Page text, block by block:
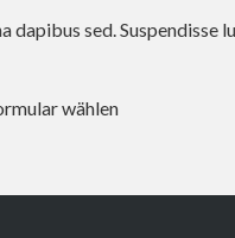
sed. Suspendisse
wählen